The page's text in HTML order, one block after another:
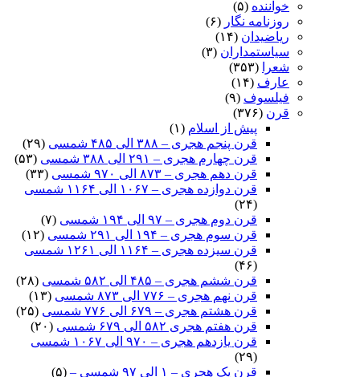
خواننده (۵)
روزنامه نگار (۶)
ریاضیدان (۱۴)
سیاستمداران (۳)
شعرا
(۳۵۳)
عارف (۱۴)
فیلسوف (۹)
قرن (۳۷۶)
پیش از اسلام (۱)
قرن پنجم هجری – ۳۸۸ الی ۴۸۵ شمسی
(۲۹)
قرن چهارم هجری – ۲۹۱ الی ۳۸۸ شمسی
(۵۳)
قرن دهم هجری – ۸۷۳ الی ۹۷۰ شمسی
(۳۳)
قرن دوازده هجری – ۱۰۶۷ الی ۱۱۶۴ شمسی
(۲۴)
قرن دوم هجری – ۹۷ الی ۱۹۴ شمسی
(۷)
قرن سوم هجری – ۱۹۴ الی ۲۹۱ شمسی
(۱۲)
قرن سیزده هجری – ۱۱۶۴ الی ۱۲۶۱ شمسی
(۴۶)
قرن ششم هجری – ۴۸۵ الی ۵۸۲ شمسی
(۲۸)
قرن نهم هجری – ۷۷۶ الی ۸۷۳ شمسی
(۱۳)
قرن هشتم هجری – ۶۷۹ الی ۷۷۶ شمسی
(۲۵)
قرن هفتم هجری ۵۸۲ الی ۶۷۹ شمسی
(۲۰)
قرن یازدهم هجری – ۹۷۰ الی ۱۰۶۷ شمسی
(۲۹)
قرن یک هجری – ۱ الی ۹۷ شمسی –
(۵)